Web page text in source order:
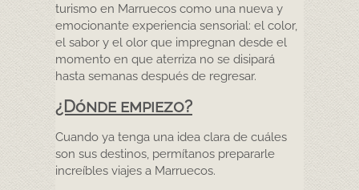
turismo en Marruecos como una nueva y
emocionante experiencia sensorial: el color,
el sabor y el olor que impregnan desde el
momento en que aterriza no se disipará
hasta semanas después de regresar.
¿Dónde empiezo?
Cuando ya tenga una idea clara de cuáles
son sus destinos, permítanos prepararle
increíbles viajes a Marruecos.